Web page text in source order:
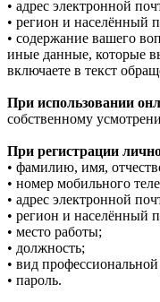
• адрес электронной
• регион и населённый
• содержание вашего
иные данные, которые
включаете в текст
При использовании
собственному
При регистрации
• фамилию, имя,
• номер мобильного
• адрес электронной
• регион и населённый
• место работы;
• должность;
• вид профессиональной
• пароль.